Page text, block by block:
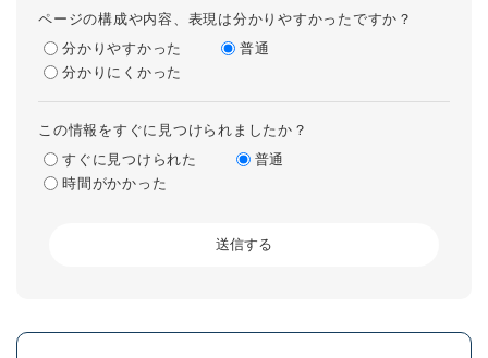
ページの構成や内容、表現は分かりやすかったですか？
分かりやすかった
普通
分かりにくかった
この情報をすぐに見つけられましたか？
すぐに見つけられた
普通
時間がかかった